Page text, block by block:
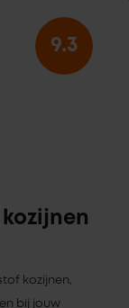
9.3
kozijnen,
bij jouw